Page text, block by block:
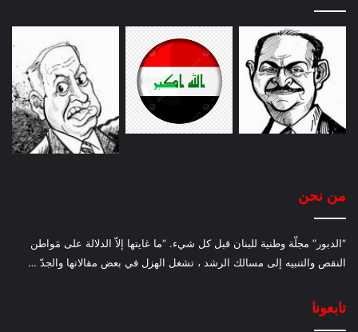
من نحن
“الدبور” مجلّة وطنية للبنان قبل كل شيء. “ما غايتها إلاّ الدلالة على مَواطن
النقص والتنبيه إلى مسالك الرشد ، تشغل الهزل في بعض مقالاتها والجدّ …
تابعونا